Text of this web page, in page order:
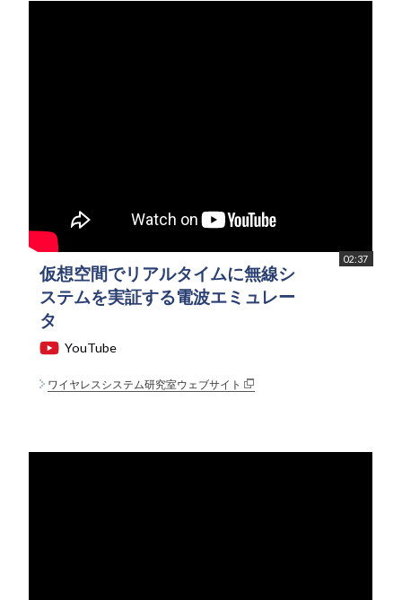
02:37
仮想空間でリアルタイムに無線シ
ステムを実証する電波エミュレー
タ
YouTube
ワイヤレスシステム研究室ウェブサイト